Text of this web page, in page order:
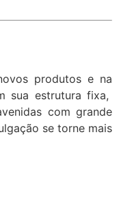
produtos e na
sua estrutura fixa,
com grande
se torne mais